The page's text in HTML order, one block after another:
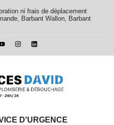
ni frais de déplacement
Barbant Wallon, Barbant
D'URGENCE